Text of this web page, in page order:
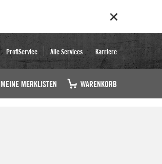
ProfiService Alle Services Karriere
MEINE MERKLISTEN WARENKORB